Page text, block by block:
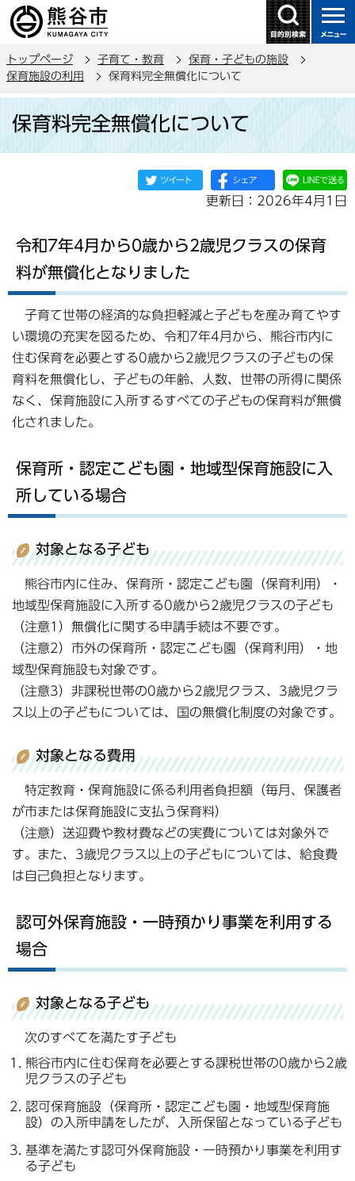
の
ー
トップページ 子育て・教育
保育・子どもの施設
保育施設の利用
保育料完全無償化について
保育料完全無償化について
更新日：2026年4月1日
令和7年4月から0歳から2歳児クラスの保育
料が無償化となりました
子育て世帯の経済的な負担軽減と子どもを産み育てやす
い環境の充実を図るため、令和7年4月から、熊谷市内に
住む保育を必要とする0歳から2歳児クラスの子どもの保
育料を無償化し、子どもの年齢、人数、世帯の所得に関係
なく、保育施設に入所するすべての子どもの保育料が無償
化されました。
保育所・認定こども園・地域型保育施設に入
所している場合
対象となる子ども
熊谷市内に住み、保育所・認定こども園（保育利用）・
地域型保育施設に入所する0歳から2歳児クラスの子ども
（注意1）無償化に関する申請手続は不要です。
（注意2）市外の保育所・認定こども園（保育利用）・地
域型保育施設も対象です。
（注意3）非課税世帯の0歳から2歳児クラス、3歳児クラ
ス以上の子どもについては、国の無償化制度の対象です。
対象となる費用
特定教育・保育施設に係る利用者負担額（毎月、保護者
が市または保育施設に支払う保育料）
（注意）送迎費や教材費などの実費については対象外で
す。また、3歳児クラス以上の子どもについては、給食費
は自己負担となります。
認可外保育施設・一時預かり事業を利用する
場合
対象となる子ども
次のすべてを満たす子ども
熊谷市内に住む保育を必要とする課税世帯の0歳から2歳
児クラスの子ども
認可保育施設（保育所・認定こども園・地域型保育施
設）の入所申請をしたが、入所保留となっている子ども
基準を満たす認可外保育施設・一時預かり事業を利用す
る子ども